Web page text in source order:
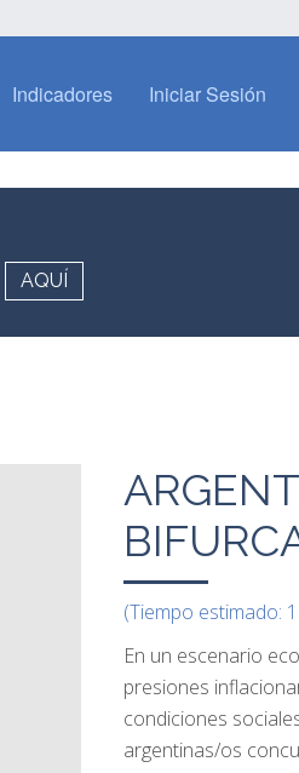
Indicadores Iniciar Sesión
AQUÍ
(Tiempo estimado:
En un escenario
presiones
condiciones
argentinas/os